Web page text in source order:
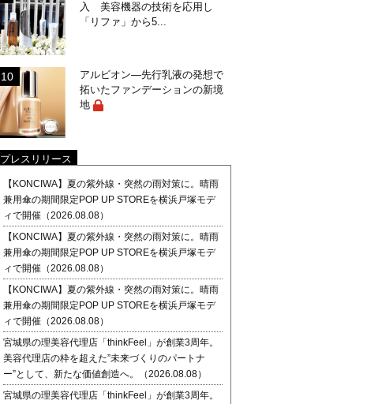
入 美容機器の技術を応用し
「リファ」から5...
アルビオン―先行乳液の発想で
拓いたファンデーションの新境
地
プレスリリース
【KONCIWA】夏の紫外線・突然の雨対策に。晴雨
兼用傘の期間限定POP UP STOREを横浜戸塚モデ
ィで開催（2026.08.08）
【KONCIWA】夏の紫外線・突然の雨対策に。晴雨
兼用傘の期間限定POP UP STOREを横浜戸塚モデ
ィで開催（2026.08.08）
【KONCIWA】夏の紫外線・突然の雨対策に。晴雨
兼用傘の期間限定POP UP STOREを横浜戸塚モデ
ィで開催（2026.08.08）
宮城県の理美容代理店「thinkFeel」が創業3周年。
美容代理店の枠を超えた”未来づくりのパートナ
ー”として、新たな価値創造へ。（2026.08.08）
宮城県の理美容代理店「thinkFeel」が創業3周年。